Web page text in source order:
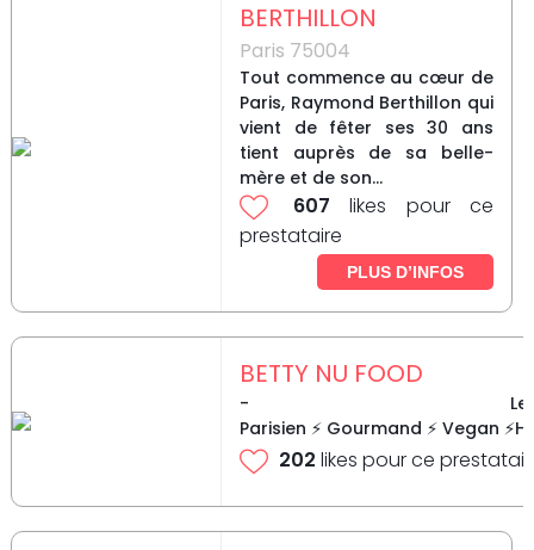
BERTHILLON
Paris 75004
Tout commence au cœur de
Paris, Raymond Berthillon qui
vient de fêter ses 30 ans
tient auprès de sa belle-
mère et de son...
607 likes pour ce
prestataire
PLUS D’INFOS
BETTY NU FOOD
- Le
Parisien ⚡ Gourmand ⚡ Vegan
202 likes pour ce